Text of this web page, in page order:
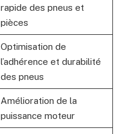
rapide des pneus et
pièces
Optimisation de
l’adhérence et durabilité
des pneus
Amélioration de la
puissance moteur